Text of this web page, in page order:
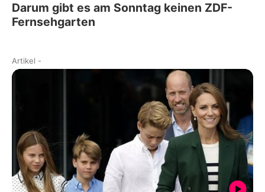
Darum gibt es am Sonntag keinen ZDF-
Fernsehgarten
Artikel -